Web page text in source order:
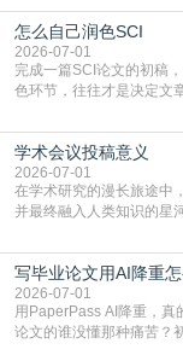
战与困惑。从选题立意到
篇AEIC学术交流中心小编
一步发表SCI文章，首要解
怎么自己润色SCI
2026-07-01
完成一篇SCI论文的初稿
色环节，往往才是决定文
质量，更能在此过程中深
文，使其在语言和学术表
习的技能。本篇AEIC学术
学术会议投稿意义
2026-07-01
在学术研究的漫长旅途中
并最终融入人类知识的星
广阔学术天地的大门，连
就为大家介绍“学术会议投
常具有周期短、时效性强
写毕业论文用AI降重
2026-07-01
用PaperPass AI降重，真
论文的谁没懂那种痛苦？